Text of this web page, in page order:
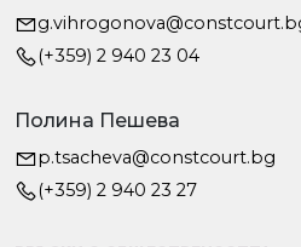
(+359) 2 940 23 04
Полина Пешева
p.tsacheva@constcourt.bg
(+359) 2 940 23 27